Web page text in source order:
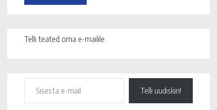
Telli teated oma e-mailile.
Telli uudiskiri!